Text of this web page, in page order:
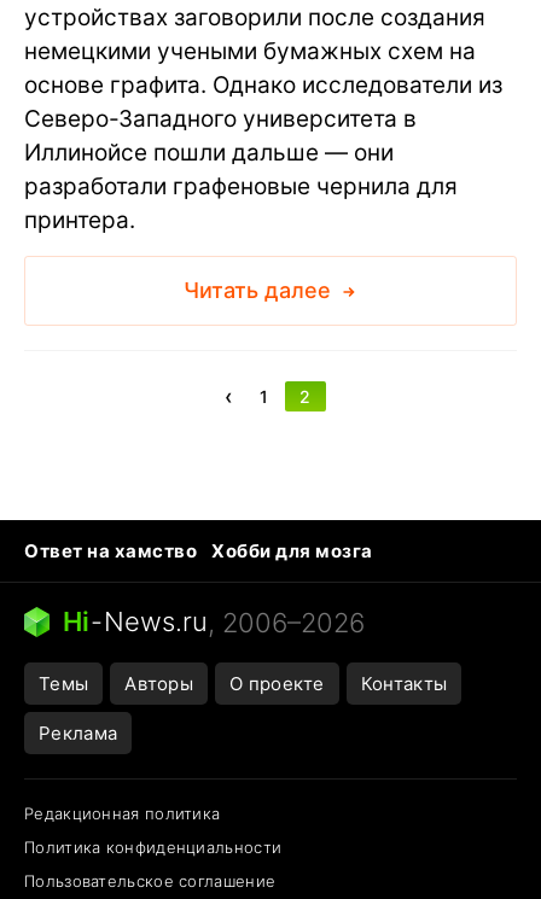
устройствах заговорили после создания
немецкими учеными бумажных схем на
основе графита. Однако исследователи из
Северо-Западного университета в
Иллинойсе пошли дальше — они
разработали графеновые чернила для
принтера.
Читать далее
‹ 1 2
Ответ на хамство
Хобби для мозга
Бензин 100 и 95
Тунцы в океанариуме
Следующая пандемия
Hi-News.ru, 2006–2026
Темы Авторы О проекте Контакты
Реклама
Редакционная политика
Политика конфиденциальности
Пользовательское соглашение